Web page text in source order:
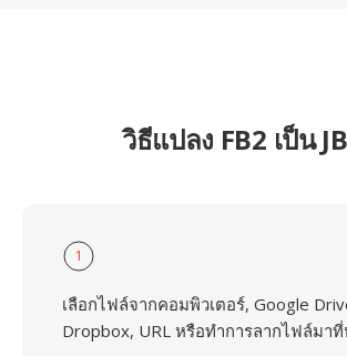
วิธีแปลง FB2 เป็น
1
เลือกไฟล์จากคอมพิวเตอร์, Google
Dropbox, URL หรือทำการลากไฟล์มา